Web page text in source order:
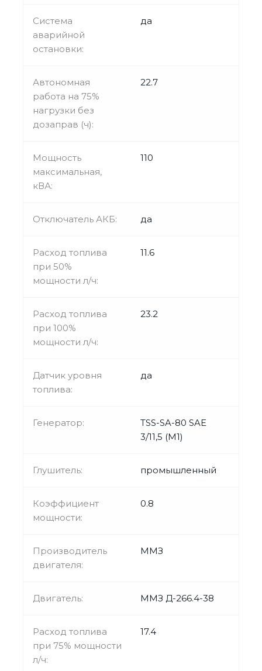
Система
аварийной
остановки:
да
Автономная
работа на 75%
нагрузки без
дозаправ (ч):
22.7
Мощность
максимальная,
кВА:
110
Отключатель АКБ: да
Расход топлива
при 50%
мощности л/ч:
11.6
Расход топлива
при 100%
мощности л/ч:
23.2
Датчик уровня
топлива:
да
Генератор:
TSS-SA-80 SAE
3/11,5 (М1)
Глушитель: промышленный
Коэффициент
мощности:
0.8
Производитель
двигателя:
ММЗ
Двигатель: ММЗ Д-266.4-38
Расход топлива
при 75% мощности
л/ч:
17.4